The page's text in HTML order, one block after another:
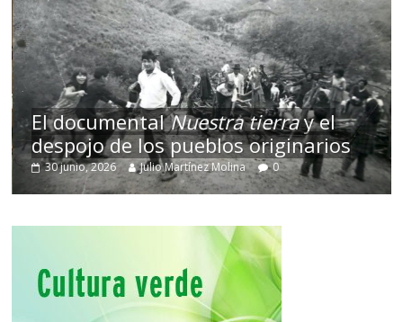
El documentalNuestra tierray el
despojo de los pueblos originarios
30 junio, 2026 Julio Martínez Molina 0